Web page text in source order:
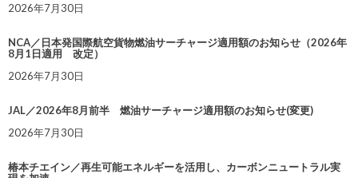
2026年7月30日
NCA／日本発国際航空貨物燃油サーチャージ適用額のお知らせ（2026年
8月1日適用 改定）
2026年7月30日
JAL／2026年8月前半 燃油サーチャージ適用額のお知らせ(変更)
2026年7月30日
椿本チエイン／再生可能エネルギーを活用し、カーボンニュートラル実